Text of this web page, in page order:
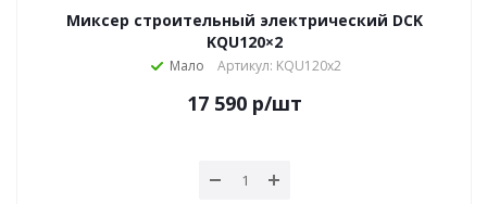
Миксер строительный электрический DCK
KQU120×2
Мало Артикул: KQU120x2
17 590 р/шт